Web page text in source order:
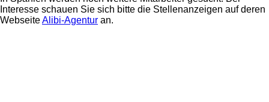
Interesse schauen Sie sich bitte die Stellenanzeigen auf deren
WebseiteAlibi-Agentur an.